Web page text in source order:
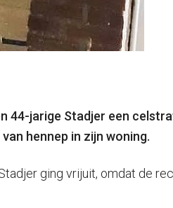
44-jarige Stadjer een
hennep in zijn woning.
ging vrijuit, omdat de